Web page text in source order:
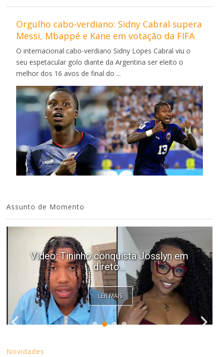
Orgulho cabo-verdiano: Sidny Cabral supera
Messi, Mbappé e Kane em votação da FIFA
O internacional cabo-verdiano Sidny Lopes Cabral viu o
seu espetacular golo diante da Argentina ser eleito o
melhor dos 16 avos de final do ...
Assunto de Momento
Video: Tininho conquista Josslyn em
direto...
LER MAIS
Novidades